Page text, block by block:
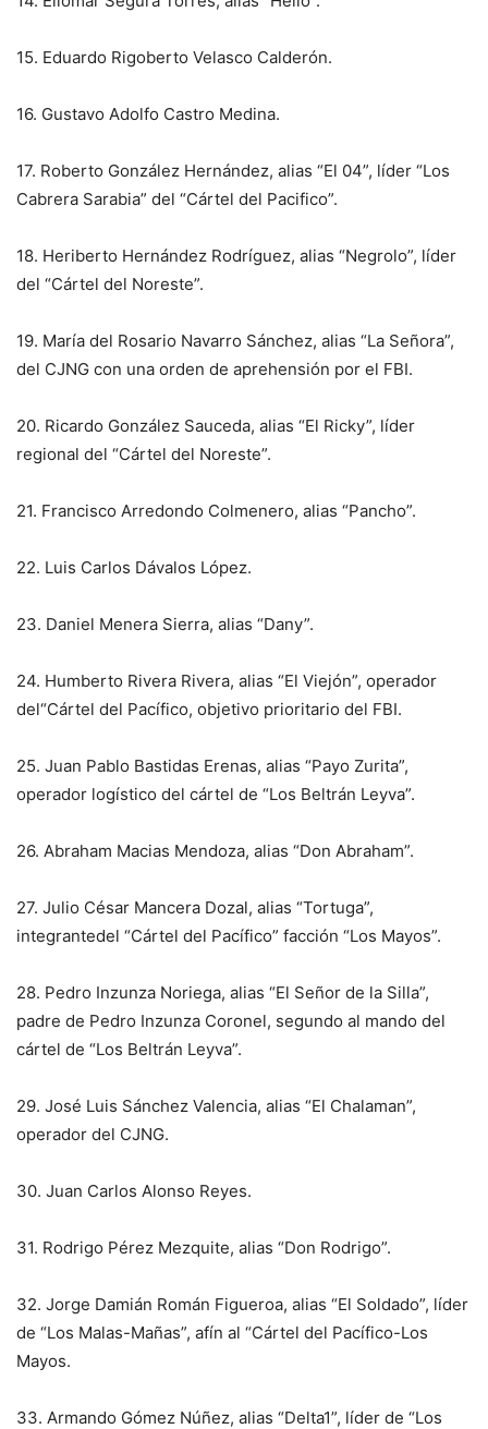
15.⁠ ⁠Eduardo Rigoberto Velasco Calderón.
16.⁠ ⁠Gustavo Adolfo Castro Medina.
17.⁠ ⁠Roberto González Hernández, alias “El 04”, líder “Los
Cabrera Sarabia” del “Cártel del Pacifico”.
18.⁠ ⁠Heriberto Hernández Rodríguez, alias “Negrolo”, líder
del “Cártel del Noreste”.
19.⁠ ⁠María del Rosario Navarro Sánchez, alias “La Señora”,
del CJNG con una orden de aprehensión por el FBI.
20.⁠ ⁠Ricardo González Sauceda, alias “El Ricky”, líder
regional del “Cártel del Noreste”.
21.⁠ ⁠Francisco Arredondo Colmenero, alias “Pancho”.
22.⁠ ⁠Luis Carlos Dávalos López.
23.⁠ ⁠Daniel Menera Sierra, alias “Dany”.
24.⁠ ⁠Humberto Rivera Rivera, alias “El Viejón”, operador
del“Cártel del Pacífico, objetivo prioritario del FBI.
25.⁠ ⁠Juan Pablo Bastidas Erenas, alias “Payo Zurita”,
operador logístico del cártel de “Los Beltrán Leyva”.
26.⁠ ⁠Abraham Macias Mendoza, alias “Don Abraham”.
27.⁠ ⁠Julio César Mancera Dozal, alias “Tortuga”,
integrantedel “Cártel del Pacífico” facción “Los Mayos”.
28.⁠ ⁠Pedro Inzunza Noriega, alias “El Señor de la Silla”,
padre de Pedro Inzunza Coronel, segundo al mando del
cártel de “Los Beltrán Leyva”.
29.⁠ ⁠José Luis Sánchez Valencia, alias “El Chalaman”,
operador del CJNG.
30.⁠ ⁠Juan Carlos Alonso Reyes.
31.⁠ ⁠Rodrigo Pérez Mezquite, alias “Don Rodrigo”.
32.⁠ ⁠Jorge Damián Román Figueroa, alias “El Soldado”, líder
de “Los Malas-Mañas”, afín al “Cártel del Pacífico-Los
Mayos.
33.⁠ ⁠Armando Gómez Núñez, alias “Delta1”, líder de “Los